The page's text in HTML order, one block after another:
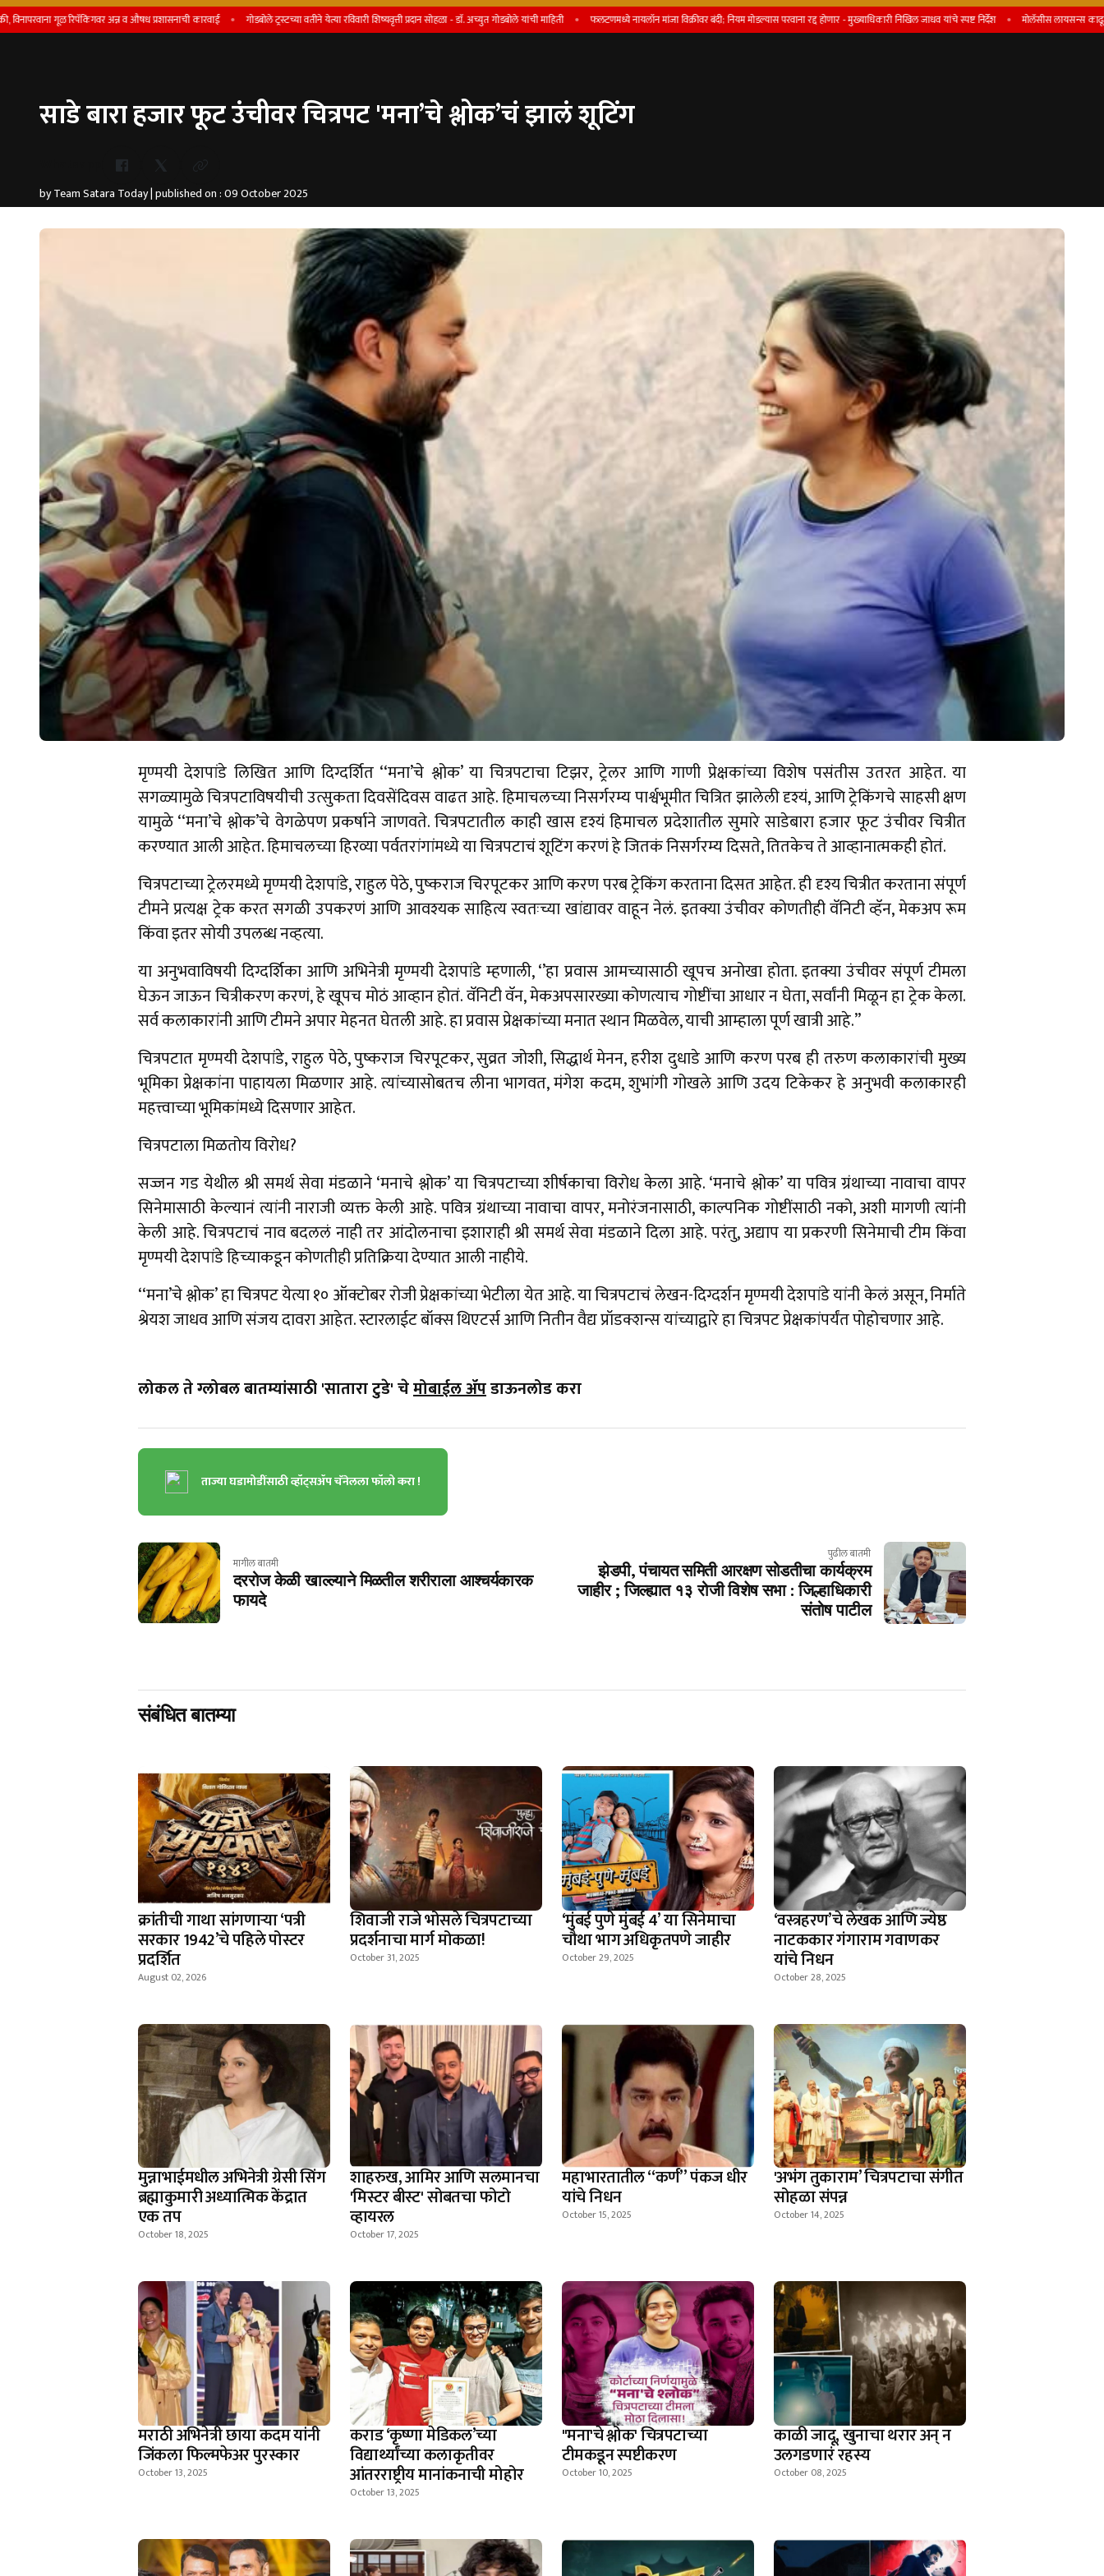
रिपॅकिंगवर अन्न व औषध प्रशासनाची कारवाई गोडबोले ट्रस्टच्या वतीने येत्या रविवारी शिष्यवृत्ती प्रदान सोहळा - डाॅ. अच्युत गोडबोले यांची माहिती फलटणमध्ये नायलॉन मांजा विक्रीवर बंदी; नियम मोडल्यास परवाना रद्द होणार - मुख्याधिकारी निखिल जाधव यांचे स्पष्ट निर्देश माेलॅसीस लायसन्स काढून देतो, असे
साडे बारा हजार फूट उंचीवर चित्रपट 'मना’चे श्लोक’चं झालं शूटिंग
by Team Satara Today | published on : 09 October 2025
मृण्मयी देशपांडे लिखित आणि दिग्दर्शित ‘‘मना’चे श्लोक’ या चित्रपटाचा टिझर, ट्रेलर आणि गाणी प्रेक्षकांच्या विशेष पसंतीस उतरत आहेत. या
सगळ्यामुळे चित्रपटाविषयीची उत्सुकता दिवसेंदिवस वाढत आहे. हिमाचलच्या निसर्गरम्य पार्श्वभूमीत चित्रित झालेली दृश्यं, आणि ट्रेकिंगचे साहसी क्षण
यामुळे ‘‘मना’चे श्लोक’चे वेगळेपण प्रकर्षाने जाणवते. चित्रपटातील काही खास दृश्यं हिमाचल प्रदेशातील सुमारे साडेबारा हजार फूट उंचीवर चित्रीत
करण्यात आली आहेत. हिमाचलच्या हिरव्या पर्वतरांगांमध्ये या चित्रपटाचं शूटिंग करणं हे जितकं निसर्गरम्य दिसते, तितकेच ते आव्हानात्मकही होतं.
चित्रपटाच्या ट्रेलरमध्ये मृण्मयी देशपांडे, राहुल पेठे, पुष्कराज चिरपूटकर आणि करण परब ट्रेकिंग करताना दिसत आहेत. ही दृश्य चित्रीत करताना संपूर्ण
टीमने प्रत्यक्ष ट्रेक करत सगळी उपकरणं आणि आवश्यक साहित्य स्वतःच्या खांद्यावर वाहून नेलं. इतक्या उंचीवर कोणतीही वॅनिटी व्हॅन, मेकअप रूम
किंवा इतर सोयी उपलब्ध नव्हत्या.
या अनुभवाविषयी दिग्दर्शिका आणि अभिनेत्री मृण्मयी देशपांडे म्हणाली, ‘’हा प्रवास आमच्यासाठी खूपच अनोखा होता. इतक्या उंचीवर संपूर्ण टीमला
घेऊन जाऊन चित्रीकरण करणं, हे खूपच मोठं आव्हान होतं. वॅनिटी वॅन, मेकअपसारख्या कोणत्याच गोष्टींचा आधार न घेता, सर्वांनी मिळून हा ट्रेक केला.
सर्व कलाकारांनी आणि टीमने अपार मेहनत घेतली आहे. हा प्रवास प्रेक्षकांच्या मनात स्थान मिळवेल, याची आम्हाला पूर्ण खात्री आहे.”
चित्रपटात मृण्मयी देशपांडे, राहुल पेठे, पुष्कराज चिरपूटकर, सुव्रत जोशी, सिद्धार्थ मेनन, हरीश दुधाडे आणि करण परब ही तरुण कलाकारांची मुख्य
भूमिका प्रेक्षकांना पाहायला मिळणार आहे. त्यांच्यासोबतच लीना भागवत, मंगेश कदम, शुभांगी गोखले आणि उदय टिकेकर हे अनुभवी कलाकारही
महत्त्वाच्या भूमिकांमध्ये दिसणार आहेत.
चित्रपटाला मिळतोय विरोध?
सज्जन गड येथील श्री समर्थ सेवा मंडळाने ‘मनाचे श्लोक’ या चित्रपटाच्या शीर्षकाचा विरोध केला आहे. ‘मनाचे श्लोक’ या पवित्र ग्रंथाच्या नावाचा वापर
सिनेमासाठी केल्यानं त्यांनी नाराजी व्यक्त केली आहे. पवित्र ग्रंथाच्या नावाचा वापर, मनोरंजनासाठी, काल्पनिक गोष्टींसाठी नको, अशी मागणी त्यांनी
केली आहे. चित्रपटाचं नाव बदललं नाही तर आंदोलनाचा इशाराही श्री समर्थ सेवा मंडळाने दिला आहे. परंतु, अद्याप या प्रकरणी सिनेमाची टीम किंवा
मृण्मयी देशपांडे हिच्याकडून कोणतीही प्रतिक्रिया देण्यात आली नाहीये.
‘‘मना’चे श्लोक’ हा चित्रपट येत्या १० ऑक्टोबर रोजी प्रेक्षकांच्या भेटीला येत आहे. या चित्रपटाचं लेखन-दिग्दर्शन मृण्मयी देशपांडे यांनी केलं असून, निर्माते
श्रेयश जाधव आणि संजय दावरा आहेत. स्टारलाईट बॉक्स थिएटर्स आणि नितीन वैद्य प्रॉडक्शन्स यांच्याद्वारे हा चित्रपट प्रेक्षकांपर्यंत पोहोचणार आहे.
लोकल ते ग्लोबल बातम्यांसाठी 'सातारा टुडे' चेमोबाईल ॲपडाऊनलोड करा
ताज्या घडामोडींसाठी व्हॉट्सॲप चॅनेलला फॉलो करा !
मागील बातमी
दररोज केळी खाल्ल्याने मिळतील शरीराला आश्चर्यकारक
फायदे
पुढील बातमी
झेडपी, पंचायत समिती आरक्षण सोडतीचा कार्यक्रम
जाहीर ; जिल्ह्यात १३ रोजी विशेष सभा : जिल्हाधिकारी
संतोष पाटील
संबंधित बातम्या
क्रांतीची गाथा सांगणार्‍या ‘पत्री
सरकार 1942’चे पहिले पोस्टर
प्रदर्शित
August 02, 2026
शिवाजी राजे भोसले चित्रपटाच्या
प्रदर्शनाचा मार्ग मोकळा!
October 31, 2025
‘मुंबई पुणे मुंबई 4’ या सिनेमाचा
चौथा भाग अधिकृतपणे जाहीर
October 29, 2025
‘वस्त्रहरण’चे लेखक आणि ज्येष्ठ
नाटककार गंगाराम गवाणकर
यांचे निधन
October 28, 2025
मुन्नाभाईमधील अभिनेत्री ग्रेसी सिंग
ब्रह्माकुमारी अध्यात्मिक केंद्रात
एक तप
October 18, 2025
शाहरुख, आमिर आणि सलमानचा
'मिस्टर बीस्ट' सोबतचा फोटो
व्हायरल
October 17, 2025
महाभारतातील “कर्ण” पंकज धीर
यांचे निधन
October 15, 2025
'अभंग तुकाराम’ चित्रपटाचा संगीत
सोहळा संपन्न
October 14, 2025
मराठी अभिनेत्री छाया कदम यांनी
जिंकला फिल्मफेअर पुरस्कार
October 13, 2025
कराड ‘कृष्णा मेडिकल’च्या
विद्यार्थ्यांच्या कलाकृतीवर
आंतरराष्ट्रीय मानांकनाची मोहोर
October 13, 2025
"मना'चे श्लोक' चित्रपटाच्या
टीमकडून स्पष्टीकरण
October 10, 2025
काळी जादू, खुनाचा थरार अन् न
उलगडणारं रहस्य
October 08, 2025